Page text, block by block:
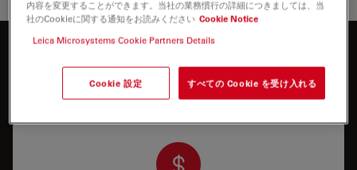
お気軽にお問合せください
内容を変更することができます。当社の業務慣行の詳細につきましては、当
社のCookieに関する通知をお読みください Cookie Notice
Leica Microsystems Cookie Partners Details
Cookie 設定 すべての Cookie を受け入れる